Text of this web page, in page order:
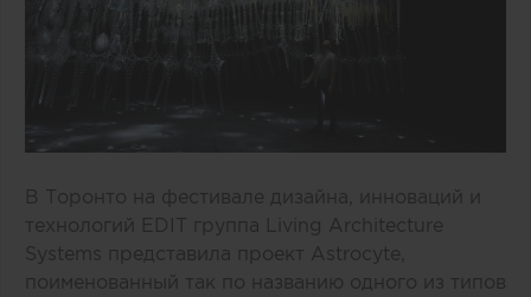
В Торонто на фестивале дизайна, инноваций и
технологий EDIT группа Living Architecture
Systems представила проект Astrocyte,
поименованный так по названию одного из типов